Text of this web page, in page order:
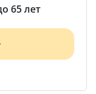
65 лет